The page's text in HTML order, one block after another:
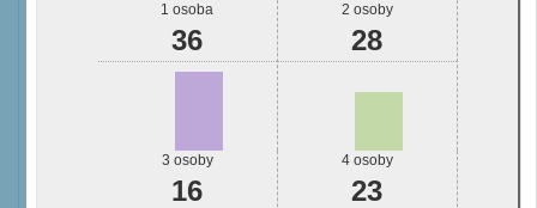
1 osoba
36
2 osoby
28
3 osoby
16
4 osoby
23